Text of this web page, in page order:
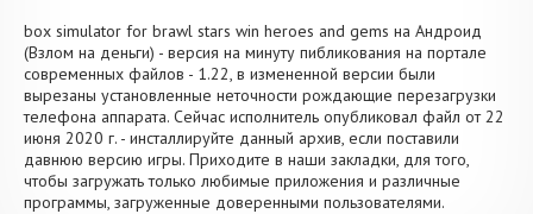
box simulator for brawl stars win heroes and gems на Андроид
(Взлом на деньги) - версия на минуту пибликования на портале
современных файлов - 1.22, в измененной версии были
вырезаны установленные неточности рождающие перезагрузки
телефона аппарата. Сейчас исполнитель опубликовал файл от 22
июня 2020 г. - инсталлируйте данный архив, если поставили
давнюю версию игры. Приходите в наши закладки, для того,
чтобы загружать только любимые приложения и различные
программы, загруженные доверенными пользователями.